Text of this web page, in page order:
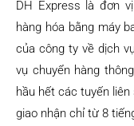
DH Express là đơn
hàng hóa bằng máy
của công ty về dịch
vụ chuyển hàng
hầu hết các tuyến
giao nhận chỉ từ 8